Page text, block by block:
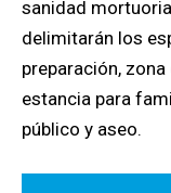
sanidad
delimitarán los
preparación,
estancia para
público y aseo.